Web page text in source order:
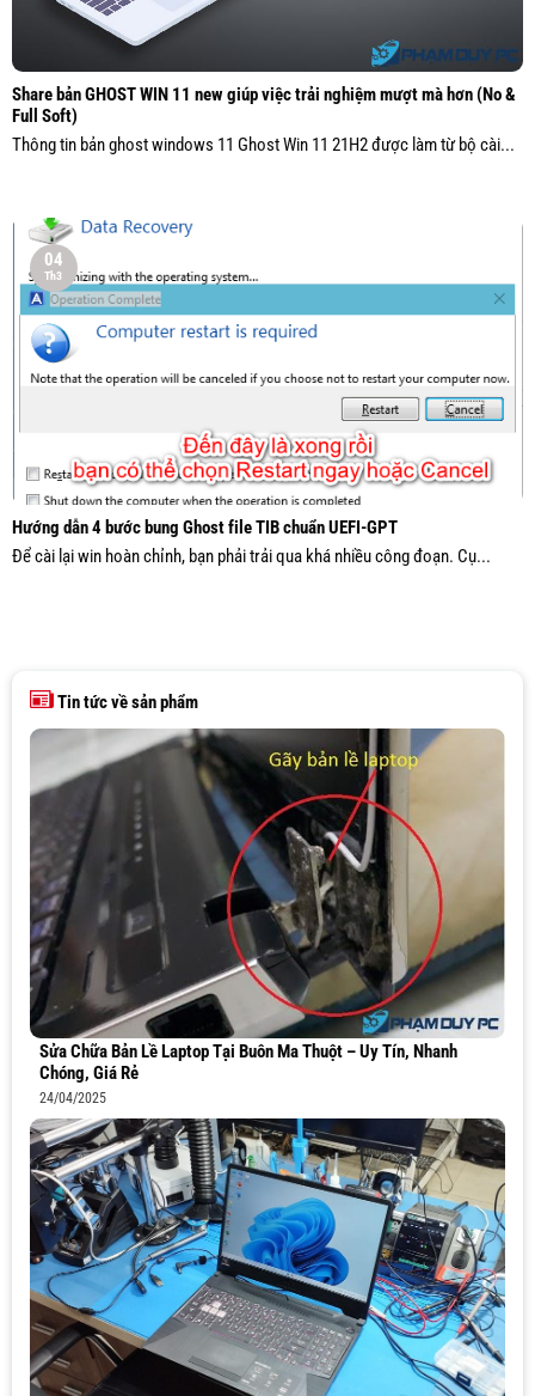
Share bản GHOST WIN 11 new giúp việc trải nghiệm mượt mà hơn (No &
Full Soft)
Thông tin bản ghost windows 11 Ghost Win 11 21H2 được làm từ bộ cài...
Hướng dẫn 4 bước bung Ghost file TIB chuẩn UEFI-GPT
Để cài lại win hoàn chỉnh, bạn phải trải qua khá nhiều công đoạn. Cụ...
04
Th3
Tin tức về sản phẩm
Sửa Chữa Bản Lề Laptop Tại Buôn Ma Thuột – Uy Tín, Nhanh
Chóng, Giá Rẻ
24/04/2025